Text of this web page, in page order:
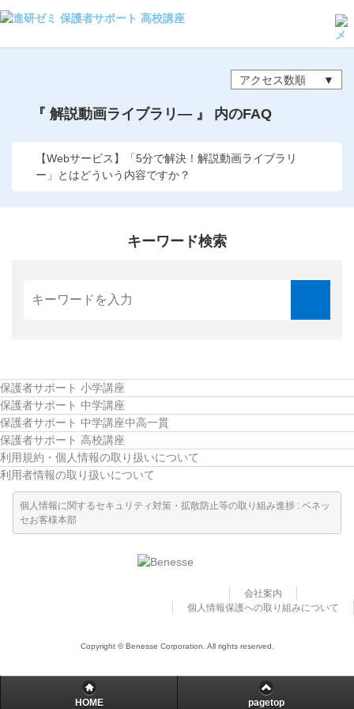
登録情報の変更・各種お手続き
会員ページへログイン
お客様サポート(手続き・照会)
よくある質問・お問い合わせ
カテゴリーから探す
進研ゼミ 小学講座
進研ゼミ 中学講座
進研ゼミ 中学講座 中高一貫
アクセス数順
『 解説動画ライブラリ― 』 内のFAQ
【Webサービス】「5分で解決！解説動画ライブラリ
ー」とはどういう内容ですか？
キーワード検索
保護者サポート 小学講座
保護者サポート 中学講座
保護者サポート 中学講座中高一貫
保護者サポート 高校講座
利用規約・個人情報の取り扱いについて
利用者情報の取り扱いについて
個人情報に関するセキュリティ対策・拡散防止等の取り組み進捗 : ベネッ
セお客様本部
Copyright © Benesse Corporation. All rights reserved.
会社案内
個人情報保護への取り組みについて
HOME pagetop